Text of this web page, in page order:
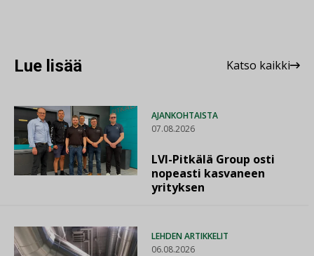
Lue lisää Katso kaikki
AJANKOHTAISTA
07.08.2026
LVI-Pitkälä Group osti
nopeasti kasvaneen
yrityksen
LEHDEN ARTIKKELIT
06.08.2026